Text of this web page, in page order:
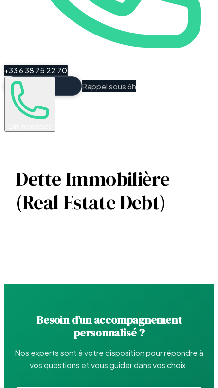
+33 6 38 75 22 70
Rappel sous 6h
Espace Client
Dette Immobilière
(Real Estate Debt)
Besoin d’un accompagnement
personnalisé ?
Nos experts sont à votre disposition pour répondre à
vos questions et vous guider dans vos choix.